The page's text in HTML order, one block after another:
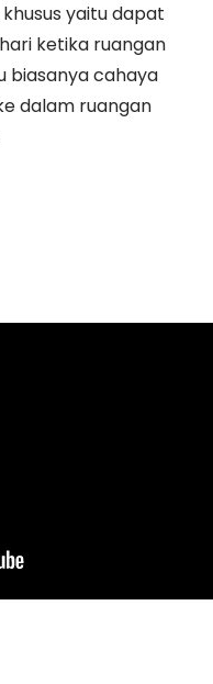
yaitu dapat
ketika ruangan
biasanya cahaya
dalam ruangan